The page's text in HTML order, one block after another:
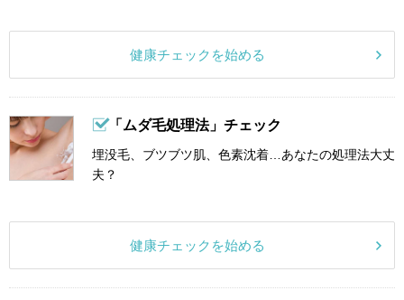
健康チェックを始める
「ムダ毛処理法」チェック
埋没毛、ブツブツ肌、色素沈着…あなたの処理法大丈
夫？
健康チェックを始める